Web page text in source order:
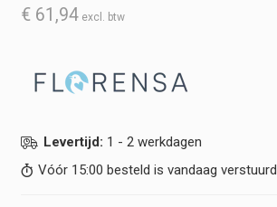
€ 61,94
Levertijd: 1 - 2 werkdagen
Vóór 15:00 besteld is vandaag verstuurd